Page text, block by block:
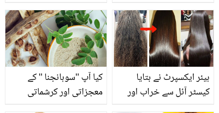
موٹاپے سے لے کر بانجھ
کرنے والے تھائی رائیڈ میں
استعمال ہونے والا نسخہ
ہیں؟
کیا آپ "سوہانجنا " کے
معجزاتی اور کرشماتی
ہیئر ایکسپرٹ نے بتایا
کیسٹر آئل سے خراب اور